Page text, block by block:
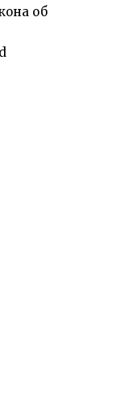
об